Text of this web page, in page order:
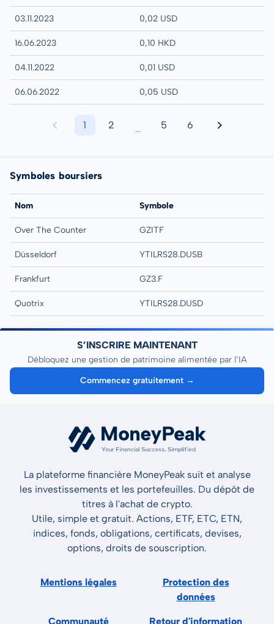
03.11.2023 0,02 USD
16.06.2023 0,10 HKD
04.11.2022 0,01 USD
06.06.2022 0,05 USD
1 2 ... 5 6
Symboles boursiers
Nom Symbole
Over The Counter GZITF
Düsseldorf YTILRS28.DUSB
Frankfurt GZ3.F
Quotrix YTILRS28.DUSD
S’INSCRIRE MAINTENANT
Débloquez une gestion de patrimoine alimentée par l’IA
Commencez gratuitement →
La plateforme financière MoneyPeak suit et analyse
les investissements et les portefeuilles. Du dépôt de
titres à l'achat de crypto.
Utile, simple et gratuit. Actions, ETF, ETC, ETN,
indices, fonds, obligations, certificats, devises,
options, droits de souscription.
Mentions légales
Protection des
données
Communauté Retour d'information